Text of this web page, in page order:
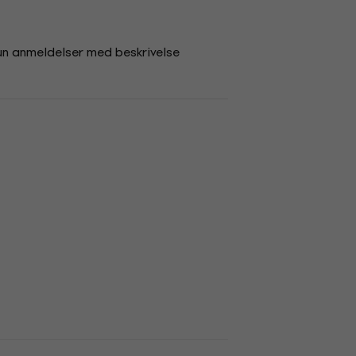
anmeldelser med beskrivelse